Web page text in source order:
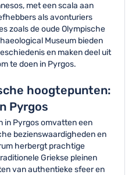
met een scala aan
als avonturiers
zoals de oude Olympische
Museum bieden
en maken deel uit
te doen in Pyrgos.
hoogtepunten:
Pyrgos
in Pyrgos omvatten een
bezienswaardigheden en
herbergt prachtige
Griekse pleinen
van authentieke sfeer en